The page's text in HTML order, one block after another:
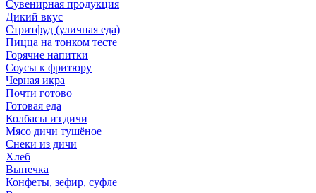
Сувенирная продукция
Дикий вкус
Стритфуд (уличная еда)
Пицца на тонком тесте
Горячие напитки
Соусы к фритюру
Черная икра
Почти готово
Готовая еда
Колбасы из дичи
Мясо дичи тушёное
Снеки из дичи
Хлеб
Выпечка
Конфеты, зефир, суфле